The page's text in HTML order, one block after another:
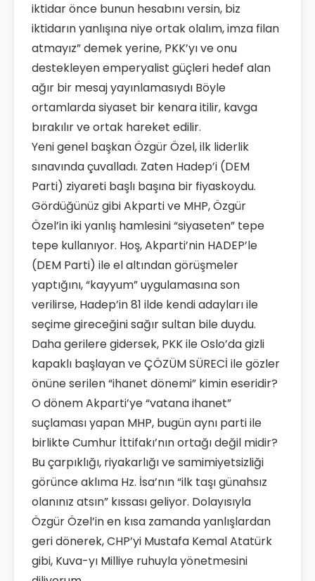
iktidar önce bunun hesabını versin, biz
iktidarın yanlışına niye ortak olalım, imza filan
atmayız” demek yerine, PKK’yı ve onu
destekleyen emperyalist güçleri hedef alan
ağır bir mesaj yayınlamasıydı Böyle
ortamlarda siyaset bir kenara itilir, kavga
bırakılır ve ortak hareket edilir.
Yeni genel başkan Özgür Özel, ilk liderlik
sınavında çuvalladı. Zaten Hadep’i (DEM
Parti) ziyareti başlı başına bir fiyaskoydu.
Gördüğünüz gibi Akparti ve MHP, Özgür
Özel’in iki yanlış hamlesini “siyaseten” tepe
tepe kullanıyor. Hoş, Akparti’nin HADEP’le
(DEM Parti) ile el altından görüşmeler
yaptığını, “kayyum” uygulamasına son
verilirse, Hadep’in 81 ilde kendi adayları ile
seçime gireceğini sağır sultan bile duydu.
Daha gerilere gidersek, PKK ile Oslo’da gizli
kapaklı başlayan ve ÇÖZÜM SÜRECİ ile gözler
önüne serilen “ihanet dönemi” kimin eseridir?
O dönem Akparti’ye “vatana ihanet”
suçlaması yapan MHP, bugün aynı parti ile
birlikte Cumhur İttifakı’nın ortağı değil midir?
Bu çarpıklığı, riyakarlığı ve samimiyetsizliği
görünce aklıma Hz. İsa’nın “ilk taşı günahsız
olanınız atsın” kıssası geliyor. Dolayısıyla
Özgür Özel’in en kısa zamanda yanlışlardan
geri dönerek, CHP’yi Mustafa Kemal Atatürk
gibi, Kuva-yı Milliye ruhuyla yönetmesini